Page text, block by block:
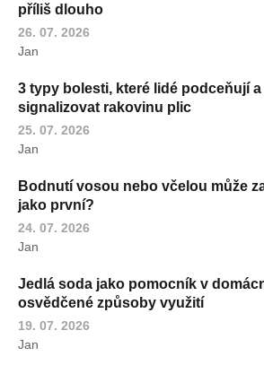
příliš dlouho
26. 07. 2026
Jan
3 typy bolesti, které lidé podceňují
signalizovat rakovinu plic
25. 07. 2026
Jan
Bodnutí vosou nebo včelou může
jako první?
24. 07. 2026
Jan
Jedlá soda jako pomocník v
osvědčené způsoby využití
19. 07. 2026
Jan